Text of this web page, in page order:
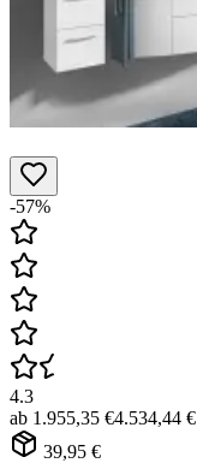
-57%
4.3
ab 1.955,35 €4.534,44 €
39,95 €